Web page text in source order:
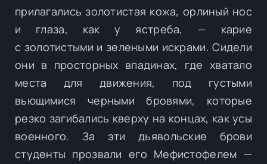
прилагались золотистая кожа, орлиный нос
и глаза, как у ястреба, — карие
с золотистыми и зелеными искрами. Сидели
они в просторных впадинах, где хватало
места для движения, под густыми
вьющимися черными бровями, которые
резко загибались кверху на концах, как усы
военного. За эти дьявольские брови
студенты прозвали его Мефистофелем —